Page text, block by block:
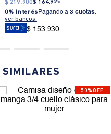
$ 219.900$ 164.925
0% Interés Pagando a 3 cuotas.
ver bancos.
$ 153.930
SIMILARES
50%OFF